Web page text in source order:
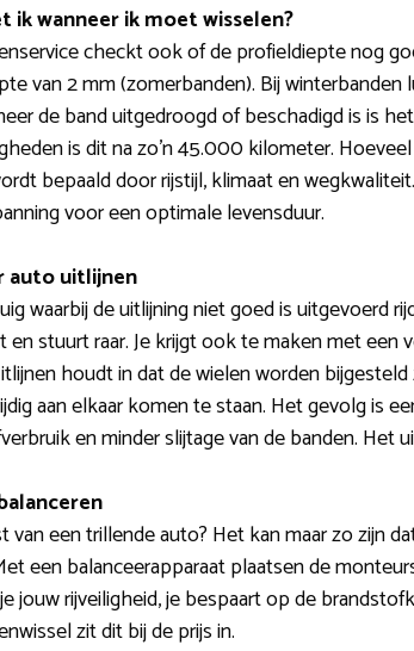
ik wanneer ik moet wisselen?
checkt ook of de profieldiepte nog
van 2 mm (zomerbanden). Bij winterbanden
de band uitgedroogd of beschadigd is is
is dit na zo’n 45.000 kilometer.
bepaald door rijstijl, klimaat en
voor een optimale levensduur.
auto uitlijnen
waarbij de uitlijning niet goed is uitgevoerd
en stuurt raar. Je krijgt ook te maken met
houdt in dat de wielen worden
aan elkaar komen te staan. Het gevolg is
en minder slijtage van de banden. Het
van een trillende auto? Het kan maar zo zijn
een balanceerapparaat plaatsen de
jouw rijveiligheid, je bespaart op de
zit dit bij de prijs in.